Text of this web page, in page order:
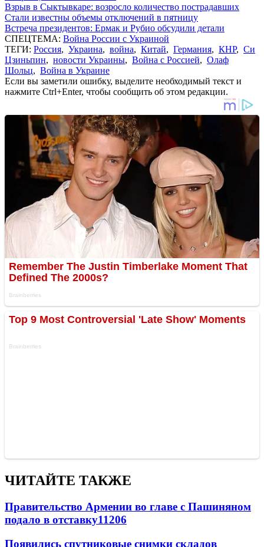
Взрыв в Сыктывкаре: возросло количество пострадавших
Стали известны объемы отключений в пятницу
Встреча президентов: Ермак и Рубио обсудили детали
СПЕЦТЕМА: Война России с Украиной
ТЕГИ: Россия, Украина, война, Китай, Германия, КНР, Си
Цзиньпин, новости Украины, Война с Россией, Олаф
Шольц, Война в Украине
Если вы заметили ошибку, выделите необходимый текст и
нажмите Ctrl+Enter, чтобы сообщить об этом редакции.
ЧИТАЙТЕ ТАКЖЕ
Правительство Армении во главе с Пашиняном
подало в отставку11206
Появились спутниковые снимки складов